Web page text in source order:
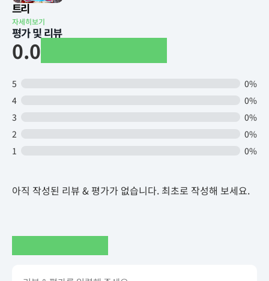
트리
자세히보기
평가 및 리뷰
0.0
5
0%
4
0%
3
0%
2
0%
1
0%
아직 작성된 리뷰 & 평가가 없습니다. 최초로 작성해 보세요.